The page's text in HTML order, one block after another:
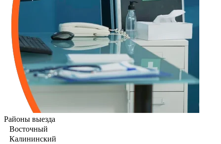
Районы выезда
Восточный
Калининский